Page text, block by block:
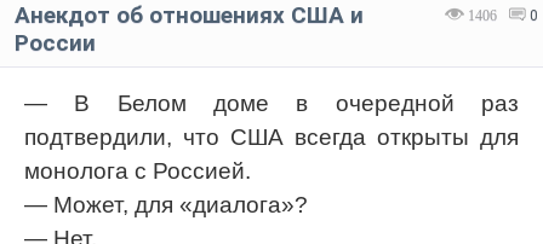
1406 0
Анекдот об отношениях США и
России
— В Белом доме в очередной раз
подтвердили, что США всегда открыты для
монолога с Россией.
— Может, для «диалога»?
— Нет.